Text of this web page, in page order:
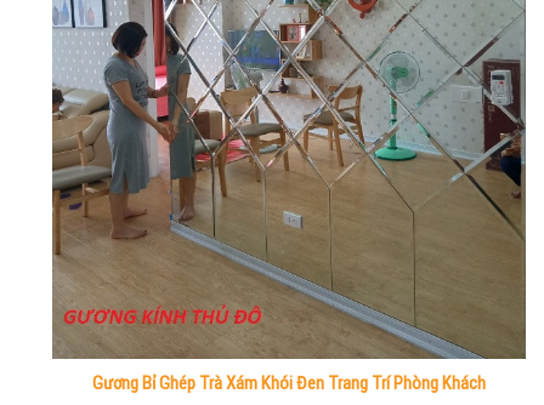
Gương Bỉ Ghép Trà Xám Khói Đen Trang Trí Phòng Khách